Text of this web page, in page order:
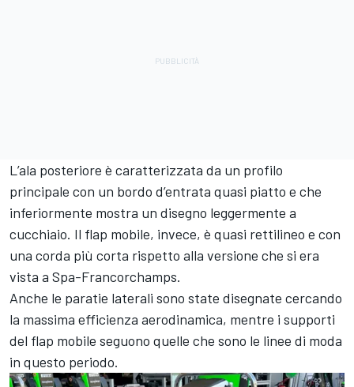
L’ala posteriore è caratterizzata da un profilo
principale con un bordo d’entrata quasi piatto e che
inferiormente mostra un disegno leggermente a
cucchiaio. Il flap mobile, invece, è quasi rettilineo e con
una corda più corta rispetto alla versione che si era
vista a Spa-Francorchamps.
Anche le paratie laterali sono state disegnate cercando
la massima efficienza aerodinamica, mentre i supporti
del flap mobile seguono quelle che sono le linee di moda
in questo periodo.